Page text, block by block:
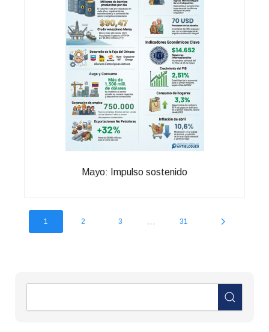
Mayo: Impulso sostenido
1 2 3 ... 31